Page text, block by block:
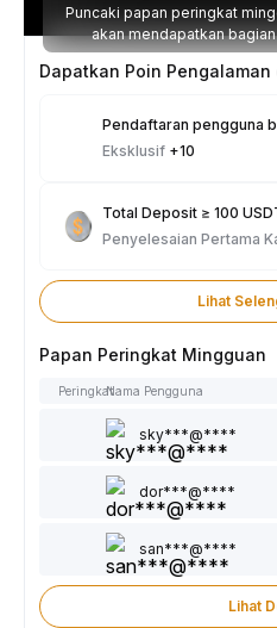
Puncaki papan peringkat
akan mendapatkan
Pendaftaran pengguna
Eksklusif +10
Total Deposit ≥ 100
Penyelesaian Pertama
Lihat
Papan Peringkat Mingguan
PeringkatNama Pengguna
sky***@****
dor***@****
san***@****
Lihat